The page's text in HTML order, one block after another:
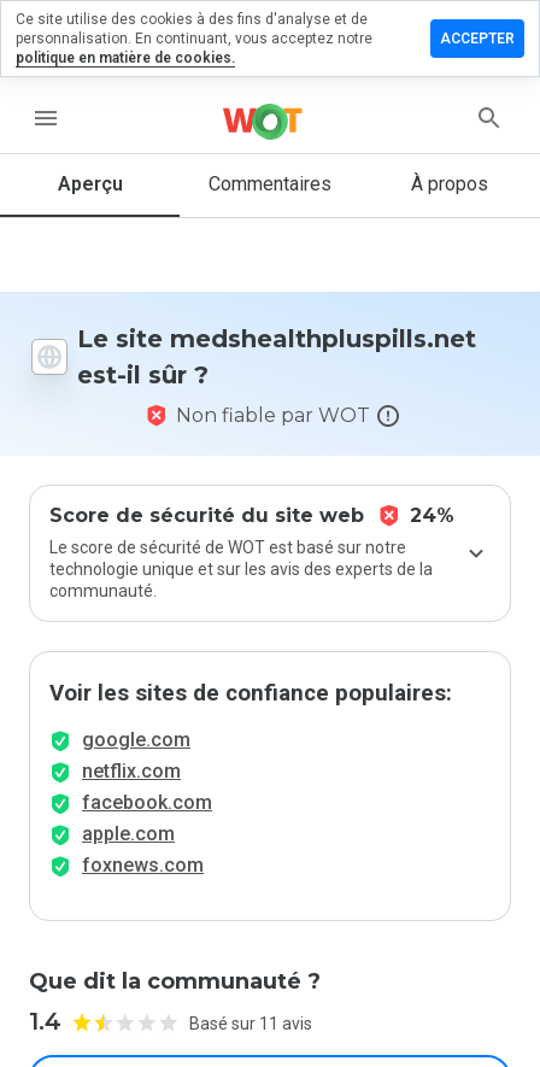
menu
Aperçu Commentaires À propos
Le site medshealthpluspills.net
est-il sûr ?
Non fiable par WOT
Score de sécurité du site web 24%
Le score de sécurité de WOT est basé sur notre
technologie unique et sur les avis des experts de la
communauté.
Voir les sites de confiance populaires:
google.com
netflix.com
facebook.com
apple.com
foxnews.com
Que dit la communauté ?
1.4 Basé sur 11 avis
sur
Quelle
donneriez-
Ce site utilise des cookies à des fins d'analyse et de
personnalisation. En continuant, vous acceptez notre
politique en matière de cookies.
ACCEPTER